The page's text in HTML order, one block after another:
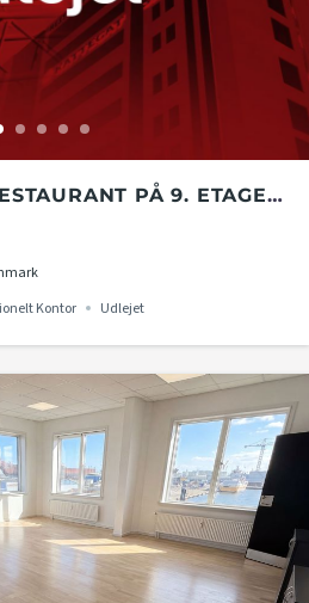
PÅ 9. ETAGE I
Kontor Udlejet